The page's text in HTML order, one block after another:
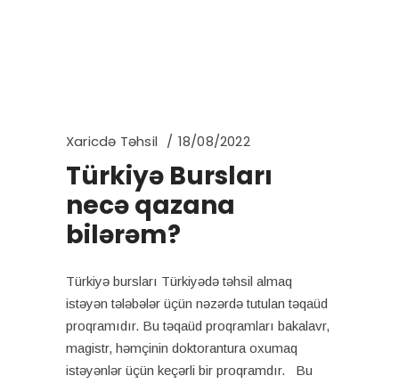
Xaricdə Təhsil 18/08/2022
Türkiyə Bursları
necə qazana
bilərəm?
Türkiyə bursları Türkiyədə təhsil almaq
istəyən tələbələr üçün nəzərdə tutulan təqaüd
proqramıdır. Bu təqaüd proqramları bakalavr,
magistr, həmçinin doktorantura oxumaq
istəyənlər üçün keçərli bir proqramdır. Bu